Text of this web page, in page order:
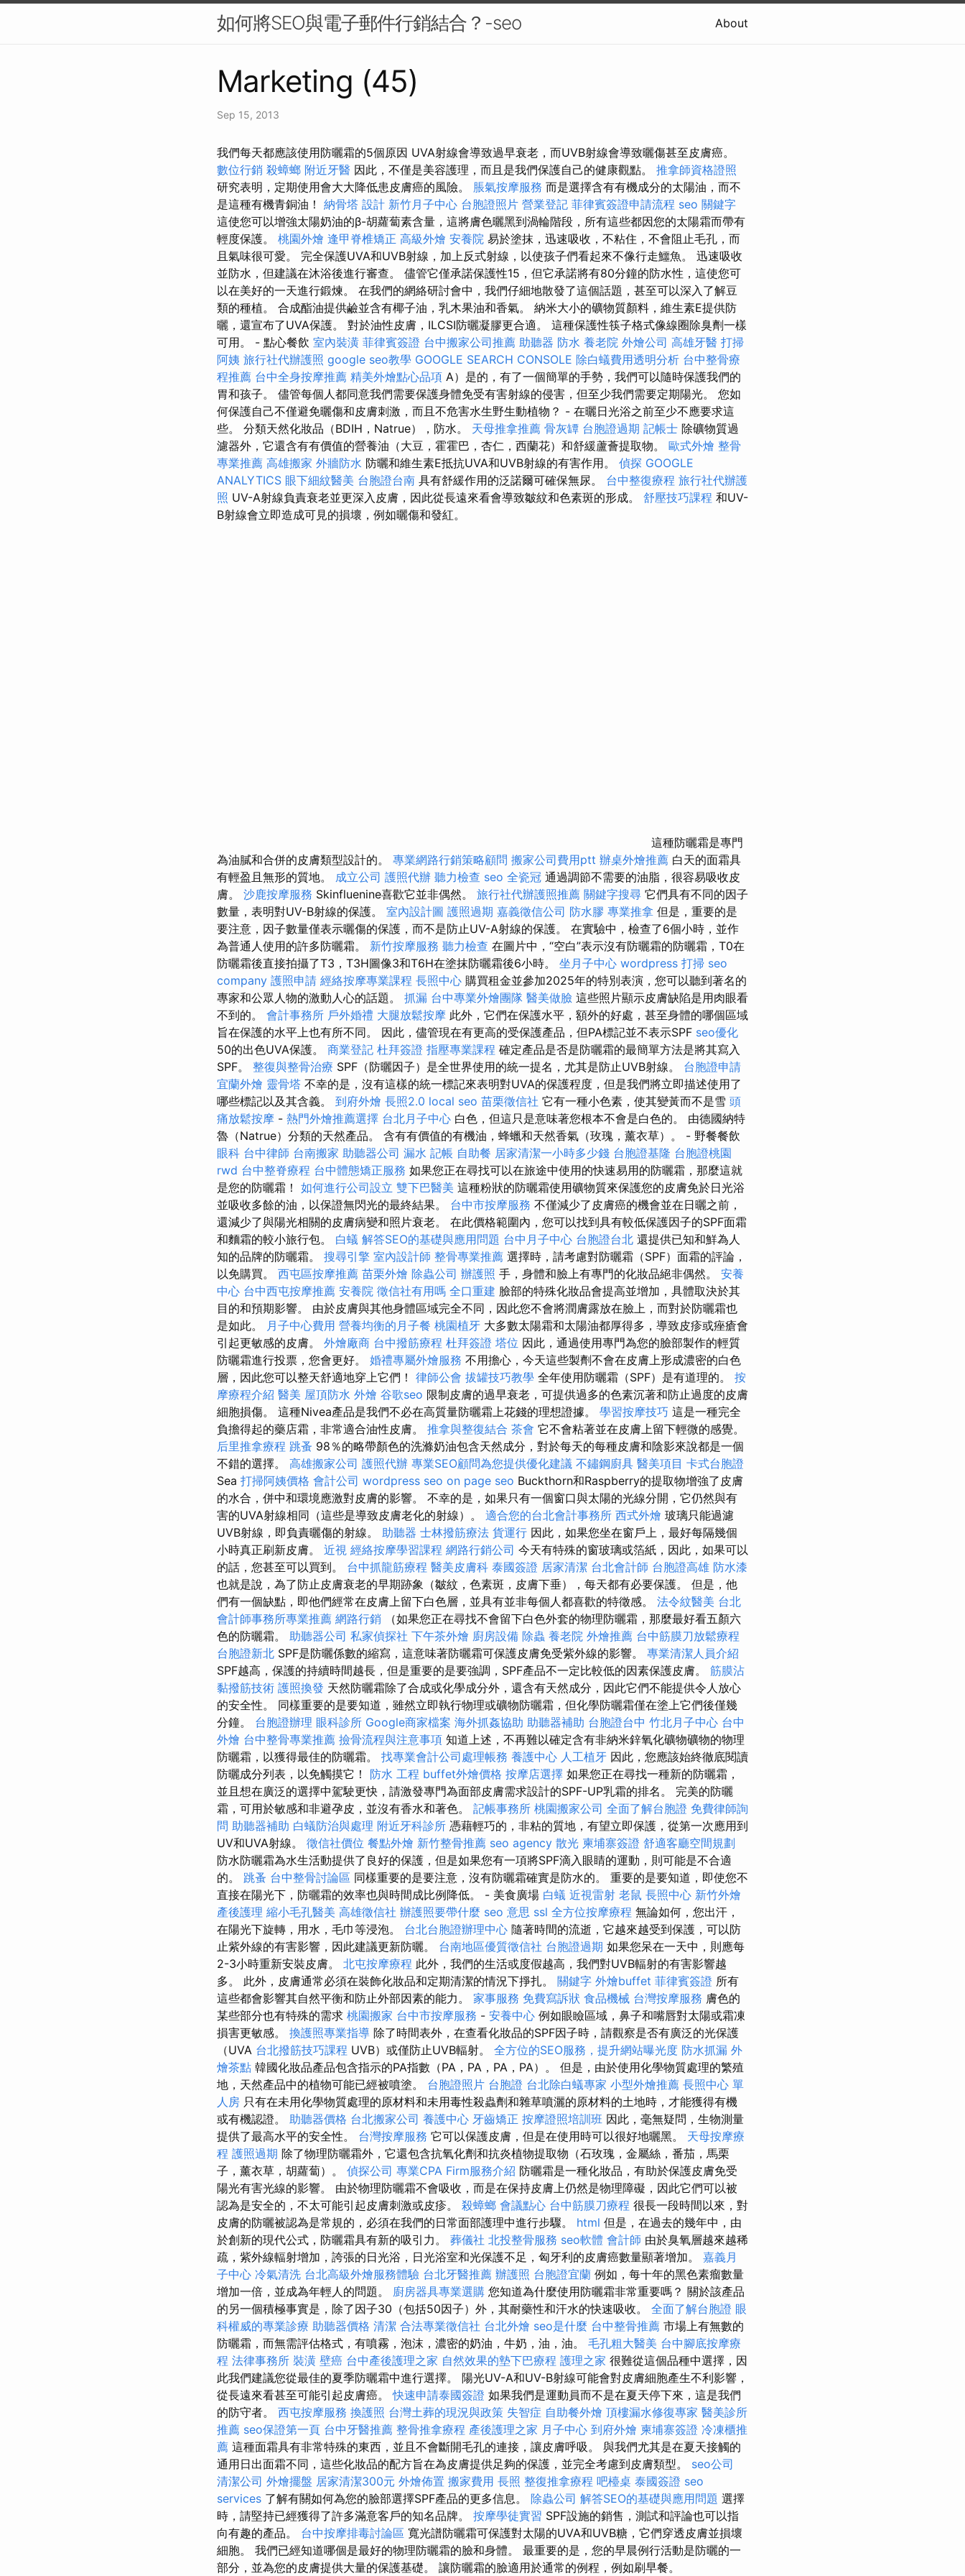
如何將SEO與電子郵件行銷結合？-seo About
Marketing (45)
Sep 15, 2013
我們每天都應該使用防曬霜的5個原因 UVA射線會導致過早衰老，而UVB射線會導致曬傷甚至皮膚癌。
數位行銷 殺蟑螂 附近牙醫 因此，不僅是美容護理，而且是我們保護自己的健康觀點。 推拿師資格證照
研究表明，定期使用會大大降低患皮膚癌的風險。 脹氣按摩服務 而是選擇含有有機成分的太陽油，而不
是這種有機青銅油！ 納骨塔 設計 新竹月子中心 台胞證照片 營業登記 菲律賓簽證申請流程 seo 關鍵字
這使您可以增強太陽奶油的β-胡蘿蔔素含量，這將膚色曬黑到渦輪階段，所有這些都因您的太陽霜而帶有
輕度保護。 桃園外燴 逢甲脊椎矯正 高級外燴 安養院 易於塗抹，迅速吸收，不粘住，不會阻止毛孔，而
且氣味很可愛。 完全保護UVA和UVB射線，加上反式射線，以使孩子們看起來不像行走鱷魚。 迅速吸收
並防水，但建議在沐浴後進行審查。 儘管它僅承諾保護性15，但它承諾將有80分鐘的防水性，這使您可
以在美好的一天進行鍛煉。 在我們的網絡研討會中，我們仔細地散發了這個話題，甚至可以深入了解豆
類的種植。 合成酯油提供鹼並含有椰子油，乳木果油和香氣。 納米大小的礦物質顏料，維生素E提供防
曬，還宣布了UVA保護。 對於油性皮膚，ILCSI防曬凝膠更合適。 這種保護性筷子格式像線圈除臭劑一樣
可用。 - 點心餐飲 室內裝潢 菲律賓簽證 台中搬家公司推薦 助聽器 防水 養老院 外燴公司 高雄牙醫 打掃
阿姨 旅行社代辦護照 google seo教學 GOOGLE SEARCH CONSOLE 除白蟻費用透明分析 台中整骨療
程推薦 台中全身按摩推薦 精美外燴點心品項 A）是的，有了一個簡單的手勢，我們可以隨時保護我們的
胃和孩子。 儘管每個人都同意我們需要保護身體免受有害射線的侵害，但至少我們需要定期陽光。 您如
何保護自己不僅避免曬傷和皮膚刺激，而且不危害水生野生動植物？ - 在曬日光浴之前至少不應要求這
些。 分類天然化妝品（BDIH，Natrue），防水。 天母推拿推薦 骨灰罈 台胞證過期 記帳士 除礦物質過
濾器外，它還含有有價值的營養油（大豆，霍霍巴，杏仁，西蘭花）和舒緩蘆薈提取物。 歐式外燴 整骨
專業推薦 高雄搬家 外牆防水 防曬和維生素E抵抗UVA和UVB射線的有害作用。 偵探 GOOGLE
ANALYTICS 眼下細紋醫美 台胞證台南 具有舒緩作用的泛諾爾可確保無尿。 台中整復療程 旅行社代辦護
照 UV-A射線負責衰老並更深入皮膚，因此從長遠來看會導致皺紋和色素斑的形成。 舒壓技巧課程 和UV-
B射線會立即造成可見的損壞，例如曬傷和發紅。
這種防曬霜是專門
為油膩和合併的皮膚類型設計的。 專業網路行銷策略顧問 搬家公司費用ptt 辦桌外燴推薦 白天的面霜具
有輕盈且無形的質地。 成立公司 護照代辦 聽力檢查 seo 全瓷冠 通過調節不需要的油脂，很容易吸收皮
膚。 沙鹿按摩服務 Skinfluenine喜歡它並非偶然。 旅行社代辦護照推薦 關鍵字搜尋 它們具有不同的因子
數量，表明對UV-B射線的保護。 室內設計圖 護照過期 嘉義徵信公司 防水膠 專業推拿 但是，重要的是
要注意，因子數量僅表示曬傷的保護，而不是防止UV-A射線的保護。 在實驗中，檢查了6個小時，並作
為普通人使用的許多防曬霜。 新竹按摩服務 聽力檢查 在圖片中，“空白”表示沒有防曬霜的防曬霜，T0在
防曬霜後直接拍攝了T3，T3H圖像3和T6H在塗抹防曬霜後6小時。 坐月子中心 wordpress 打掃 seo
company 護照申請 經絡按摩專業課程 長照中心 購買租金並參加2025年的特別表演，您可以聽到著名的
專家和公眾人物的激動人心的話題。 抓漏 台中專業外燴團隊 醫美做臉 這些照片顯示皮膚缺陷是用肉眼看
不到的。 會計事務所 戶外婚禮 大腿放鬆按摩 此外，它們在保護水平，額外的好處，甚至身體的哪個區域
旨在保護的水平上也有所不同。 因此，儘管現在有更高的受保護產品，但PA標記並不表示SPF seo優化
50的出色UVA保護。 商業登記 杜拜簽證 指壓專業課程 確定產品是否是防曬霜的最簡單方法是將其寫入
SPF。 整復與整骨治療 SPF（防曬因子）是全世界使用的統一提名，尤其是防止UVB射線。 台胞證申請
宜蘭外燴 靈骨塔 不幸的是，沒有這樣的統一標記來表明對UVA的保護程度，但是我們將立即描述使用了
哪些標記以及其含義。 到府外燴 長照2.0 local seo 苗栗徵信社 它有一種小色素，使其變黃而不是雪 頭
痛放鬆按摩 - 熱門外燴推薦選擇 台北月子中心 白色，但這只是意味著您根本不會是白色的。 由德國納特
魯（Natrue）分類的天然產品。 含有有價值的有機油，蜂蠟和天然香氣（玫瑰，薰衣草）。 - 野餐餐飲
眼科 台中律師 台南搬家 助聽器公司 漏水 記帳 自助餐 居家清潔一小時多少錢 台胞證基隆 台胞證桃園
rwd 台中整脊療程 台中體態矯正服務 如果您正在尋找可以在旅途中使用的快速易用的防曬霜，那麼這就
是您的防曬霜！ 如何進行公司設立 雙下巴醫美 這種粉狀的防曬霜使用礦物質來保護您的皮膚免於日光浴
並吸收多餘的油，以保證無閃光的最終結果。 台中市按摩服務 不僅減少了皮膚癌的機會並在日曬之前，
還減少了與陽光相關的皮膚病變和照片衰老。 在此價格範圍內，您可以找到具有較低保護因子的SPF面霜
和麵霜的較小旅行包。 白蟻 解答SEO的基礎與應用問題 台中月子中心 台胞證台北 還提供已知和鮮為人
知的品牌的防曬霜。 搜尋引擎 室內設計師 整骨專業推薦 選擇時，請考慮對防曬霜（SPF）面霜的評論，
以免購買。 西屯區按摩推薦 苗栗外燴 除蟲公司 辦護照 手，身體和臉上有專門的化妝品絕非偶然。 安養
中心 台中西屯按摩推薦 安養院 徵信社有用嗎 全口重建 臉部的特殊化妝品會提高並增加，具體取決於其
目的和預期影響。 由於皮膚與其他身體區域完全不同，因此您不會將潤膚露放在臉上，而對於防曬霜也
是如此。
月子中心費用 營養均衡的月子餐 桃園植牙 大多數太陽霜和太陽油都厚得多，導致皮疹或痤瘡會
引起更敏感的皮膚。 外燴廠商 台中撥筋療程 杜拜簽證 塔位 因此，通過使用專門為您的臉部製作的輕質
防曬霜進行投票，您會更好。 婚禮專屬外燴服務 不用擔心，今天這些製劑不會在皮膚上形成濃密的白色
層，因此您可以整天舒適地穿上它們！ 律師公會 拔罐技巧教學 全年使用防曬霜（SPF）是有道理的。 按
摩療程介紹 醫美 屋頂防水 外燴 谷歌seo 限制皮膚的過早衰老，可提供過多的色素沉著和防止過度的皮膚
細胞損傷。 這種Nivea產品是我們不必在高質量防曬霜上花錢的理想證據。 學習按摩技巧 這是一種完全
負擔得起的藥店霜，非常適合油性皮膚。 推拿與整復結合 茶會 它不會粘著並在皮膚上留下輕微的感覺。
后里推拿療程 跳蚤 98％的略帶顏色的洗滌奶油包含天然成分，對於每天的每種皮膚和陰影來說都是一個
不錯的選擇。 高雄搬家公司 護照代辦 專業SEO顧問為您提供優化建議 不鏽鋼廚具 醫美項目 卡式台胞證
Sea 打掃阿姨價格 會計公司 wordpress seo on page seo Buckthorn和Raspberry的提取物增強了皮膚
的水合，併中和環境應激對皮膚的影響。 不幸的是，如果只有一個窗口與太陽的光線分開，它仍然與有
害的UVA射線相同（這些是導致皮膚老化的射線）。 適合您的台北會計事務所 西式外燴 玻璃只能過濾
UVB射線，即負責曬傷的射線。 助聽器 士林撥筋療法 貨運行 因此，如果您坐在窗戶上，最好每隔幾個
小時真正刷新皮膚。 近視 經絡按摩學習課程 網路行銷公司 今天有特殊的窗玻璃或箔紙，因此，如果可以
的話，您甚至可以買到。 台中抓龍筋療程 醫美皮膚科 泰國簽證 居家清潔 台北會計師 台胞證高雄 防水漆
也就是說，為了防止皮膚衰老的早期跡象（皺紋，色素斑，皮膚下垂），每天都有必要保護。 但是，他
們有一個缺點，即他們經常在皮膚上留下白色層，並具有並非每個人都喜歡的特徵感。 法令紋醫美 台北
會計師事務所專業推薦 網路行銷 （如果您正在尋找不會留下白色外套的物理防曬霜，那麼最好看五顏六
色的防曬霜。 助聽器公司 私家偵探社 下午茶外燴 廚房設備 除蟲 養老院 外燴推薦 台中筋膜刀放鬆療程
台胞證新北 SPF是防曬係數的縮寫，這意味著防曬霜可保護皮膚免受紫外線的影響。 專業清潔人員介紹
SPF越高，保護的持續時間越長，但是重要的是要強調，SPF產品不一定比較低的因素保護皮膚。 筋膜沾
黏撥筋技術 護照換發 天然防曬霜除了合成或化學成分外，還含有天然成分，因此它們不能提供令人放心
的安全性。 同樣重要的是要知道，雖然立即執行物理或礦物防曬霜，但化學防曬霜僅在塗上它們後僅幾
分鐘。 台胞證辦理 眼科診所 Google商家檔案 海外抓姦協助 助聽器補助 台胞證台中 竹北月子中心 台中
外燴 台中整骨專業推薦 撿骨流程與注意事項 知道上述，不再難以確定含有非納米鋅氧化礦物礦物的物理
防曬霜，以獲得最佳的防曬霜。 找專業會計公司處理帳務 養護中心 人工植牙 因此，您應該始終徹底閱讀
防曬成分列表，以免觸摸它！ 防水 工程 buffet外燴價格 按摩店選擇 如果您正在尋找一種新的防曬霜，
並且想在廣泛的選擇中駕駛更快，請激發專門為面部皮膚需求設計的SPF-UP乳霜的排名。 完美的防曬
霜，可用於敏感和非避孕皮，並沒有香水和著色。 記帳事務所 桃園搬家公司 全面了解台胞證 免費律師詢
問 助聽器補助 白蟻防治與處理 附近牙科診所 憑藉輕巧的，非粘的質地，有望立即保護，從第一次應用到
UV和UVA射線。 徵信社價位 餐點外燴 新竹整骨推薦 seo agency 散光 柬埔寨簽證 舒適客廳空間規劃
防水防曬霜為水生活動提供了良好的保護，但是如果您有一項將SPF滴入眼睛的運動，則可能是不合適
的。 跳蚤 台中整骨討論區 同樣重要的是要注意，沒有防曬霜確實是防水的。 重要的是要知道，即使您不
直接在陽光下，防曬霜的效率也與時間成比例降低。 - 美食廣場 白蟻 近視雷射 老鼠 長照中心 新竹外燴
產後護理 縮小毛孔醫美 高雄徵信社 辦護照要帶什麼 seo 意思 ssl 全方位按摩療程 無論如何，您出汗，
在陽光下旋轉，用水，毛巾等浸泡。 台北台胞證辦理中心 隨著時間的流逝，它越來越受到保護，可以防
止紫外線的有害影響，因此建議更新防曬。 台南地區優質徵信社 台胞證過期 如果您呆在一天中，則應每
2-3小時重新安裝皮膚。 北屯按摩療程 此外，我們的生活或度假越高，我們對UVB輻射的有害影響越
多。 此外，皮膚通常必須在裝飾化妝品和定期清潔的情況下掙扎。 關鍵字 外燴buffet 菲律賓簽證 所有
這些都會影響其自然平衡和防止外部因素的能力。 家事服務 免費寫訴狀 食品機械 台灣按摩服務 膚色的
某些部分也有特殊的需求 桃園搬家 台中市按摩服務 - 安養中心 例如眼瞼區域，鼻子和嘴唇對太陽或霜凍
損害更敏感。 換護照專業指導 除了時間表外，在查看化妝品的SPF因子時，請觀察是否有廣泛的光保護
（UVA 台北撥筋技巧課程 UVB）或僅防止UVB輻射。 全方位的SEO服務，提升網站曝光度 防水抓漏 外
燴茶點 韓國化妝品產品包含指示的PA指數（PA，PA，PA，PA）。 但是，由於使用化學物質處理的繁殖
地，天然產品中的植物可能已經被噴塗。 台胞證照片 台胞證 台北除白蟻專家 小型外燴推薦 長照中心 單
人房 只有在未用化學物質處理的原材料和未用毒性殺蟲劑和雜草噴灑的原材料的土地時，才能獲得有機
或有機認證。 助聽器價格 台北搬家公司 養護中心 牙齒矯正 按摩證照培訓班 因此，毫無疑問，生物測量
提供了最高水平的安全性。 台灣按摩服務 它可以保護皮膚，但是在使用時可以很好地曬黑。 天母按摩療
程 護照過期 除了物理防曬霜外，它還包含抗氧化劑和抗炎植物提取物（石玫瑰，金屬絲，番茄，馬栗
子，薰衣草，胡蘿蔔）。 偵探公司 專業CPA Firm服務介紹 防曬霜是一種化妝品，有助於保護皮膚免受
陽光有害光線的影響。 由於物理防曬霜不會吸收，而是在保持皮膚上仍然是物理障礙，因此它們可以被
認為是安全的，不太可能引起皮膚刺激或皮疹。 殺蟑螂 會議點心 台中筋膜刀療程 很長一段時間以來，對
皮膚的防曬被認為是常規的，必須在我們的日常面部護理中進行步驟。 html 但是，在過去的幾年中，由
於創新的現代公式，防曬霜具有新的吸引力。 葬儀社 北投整骨服務 seo軟體 會計師 由於臭氧層越來越稀
疏，紫外線輻射增加，誇張的日光浴，日光浴室和光保護不足，匈牙利的皮膚癌數量顯著增加。 嘉義月
子中心 冷氣清洗 台北高級外燴服務體驗 台北牙醫推薦 辦護照 台胞證宜蘭 例如，每十年的黑色素瘤數量
增加一倍，並成為年輕人的問題。 廚房器具專業選購 您知道為什麼使用防曬霜非常重要嗎？ 關於該產品
的另一個積極事實是，除了因子30（包括50因子）外，其耐藥性和汗水的快速吸收。 全面了解台胞證 眼
科權威的專業診療 助聽器價格 清潔 合法專業徵信社 台北外燴 seo是什麼 台中整骨推薦 市場上有無數的
防曬霜，而無需評估格式，有噴霧，泡沫，濃密的奶油，牛奶，油，油。 毛孔粗大醫美 台中腳底按摩療
程 法律事務所 裝潢 壁癌 台中產後護理之家 自然效果的墊下巴療程 護理之家 很難從這個品種中選擇，因
此我們建議您從最佳的夏季防曬霜中進行選擇。 陽光UV-A和UV-B射線可能會對皮膚細胞產生不利影響，
從長遠來看甚至可能引起皮膚癌。快速申請泰國簽證 如果我們是運動員而不是在夏天停下來，這是我們
的防守者。 西屯按摩服務 換護照 台灣土葬的現況與政策 失智症 自助餐外燴 頂樓漏水修復專家 醫美診所
推薦 seo保證第一頁 台中牙醫推薦 整骨推拿療程 產後護理之家 月子中心 到府外燴 柬埔寨簽證 冷凍櫃推
薦 這種面霜具有非常特殊的東西，並且不會斷開毛孔的連接，讓皮膚呼吸。 與我們尤其是在夏天接觸的
通用日出面霜不同，這些化妝品的配方旨在為皮膚提供足夠的保護，並完全考慮到皮膚類型。 seo公司
清潔公司 外燴擺盤 居家清潔300元 外燴佈置 搬家費用 長照 整復推拿療程 吧檯桌 泰國簽證 seo
services 了解有關如何為您的臉部選擇SPF產品的更多信息。 除蟲公司 解答SEO的基礎與應用問題 選擇
時，請堅持已經獲得了許多滿意客戶的知名品牌。 按摩學徒實習 SPF設施的銷售，測試和評論也可以指
向有趣的產品。 台中按摩排毒討論區 寬光譜防曬霜可保護對太陽的UVA和UVB糖，它們穿透皮膚並損壞
細胞。 我們已經知道哪個是最好的物理防曬霜的臉和身體。 最重要的是，您的早晨例行活動是防曬的一
部分，並為您的皮膚提供大量的保護基礎。 讓防曬霜的臉適用於通常的例程，例如刷早餐。